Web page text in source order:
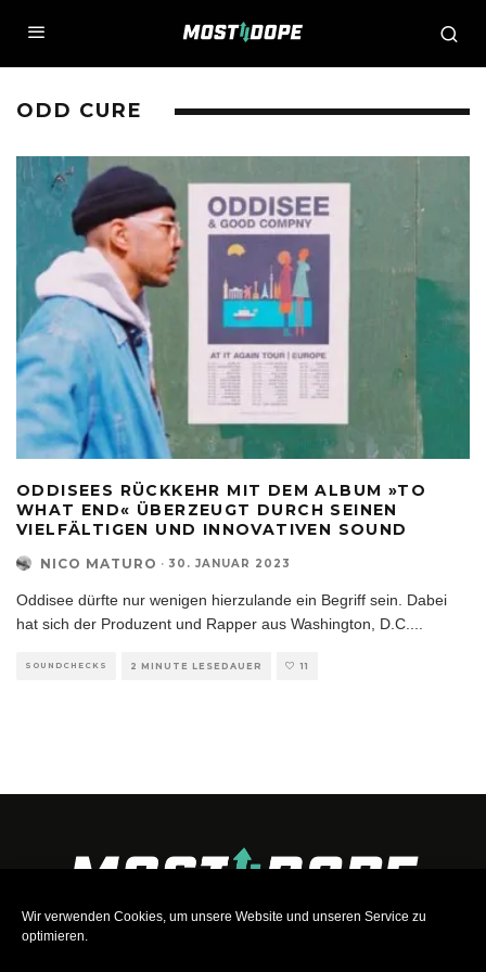
Wir verwenden Cookies, um unsere Website und unseren Service zu
optimieren.
ODD CURE
ODDISEES RÜCKKEHR MIT DEM ALBUM »TO
WHAT END« ÜBERZEUGT DURCH SEINEN
VIELFÄLTIGEN UND INNOVATIVEN SOUND
NICO MATURO · 30. JANUAR 2023
Oddisee dürfte nur wenigen hierzulande ein Begriff sein. Dabei
hat sich der Produzent und Rapper aus Washington, D.C.
SOUNDCHECKS 2 MINUTE LESEDAUER 11